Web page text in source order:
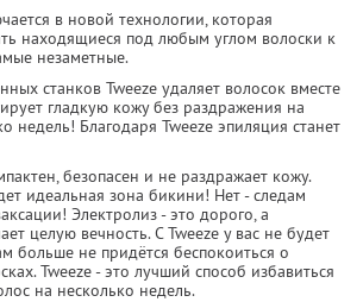
в новой технологии, которая
находящиеся под любым углом волоски к
незаметные.
станков Tweeze удаляет волосок вместе
гладкую кожу без раздражения на
недель! Благодаря Tweezе эпиляция станет
безопасен и не раздражает кожу.
идеальная зона бикини! Нет - следам
Электролиз - это дорого, а
целую вечность. С Tweeze у вас не будет
больше не придётся беспокоиться о
Tweeze - это лучший способ избавиться
на несколько недель.